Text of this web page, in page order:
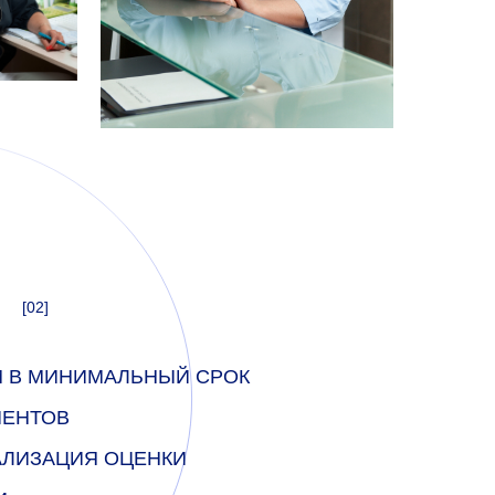
ОЦЕНКИ
В МИНИМАЛЬНЫЙ СРОК
[02]